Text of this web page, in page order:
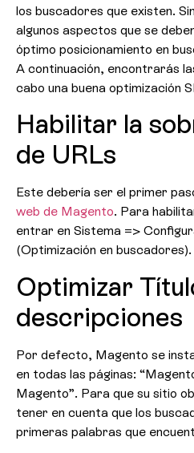
los buscadores que existen.
algunos aspectos que se
óptimo posicionamiento en
A continuación, encontrarás
cabo una buena optimización
Habilitar la
de URLs
Este debería ser el primer
web de Magento. Para
entrar en Sistema =>
(Optimización en buscadores).
Optimizar
descripciones
Por defecto, Magento se
en todas las páginas:
Magento”. Para que su sitio
tener en cuenta que los
primeras palabras que